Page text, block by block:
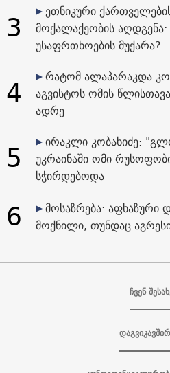
3
ეთნიკური
მოქალაქეობის
უსაფრთხოების მუქარა?
4
რატომ ალაპარაკდა
აგვისტოს ომის
ადრე
5
ირაკლი კობახიძე:
უკრაინაში ომი
სჭირდებოდა
6
მოსაზრება:
მოქნილი, თუნდაც
ჩვენ